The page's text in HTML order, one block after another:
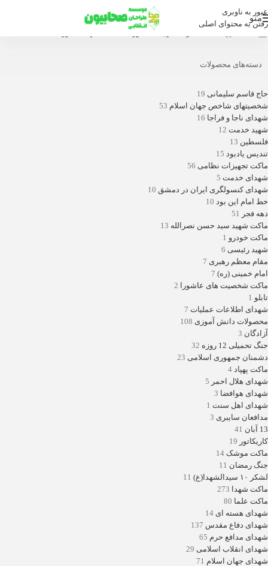
عبور به ناوبری
رفتن به محتوای اصلی
منو
محصولات برچسب خورده “ماکت شهید کشوری”
دسته‌های محصولات
حاج قاسم سلیمانی 19
شخصیتهای شاخص جهان اسلام 53
شهدای ناجا و فراجا 16
شهید خدمت 12
فلسطین 13
تندیس یادبود 15
ماکت تجهیزات نظامی 56
شهدای خدمت 5
شهدای کنسولگری ایران در دمشق 10
خط امام این بود 10
دهه فجر 51
ماکت شهید سید حسن نصرالله 13
ماکت خودرو 1
شهید رئیسی 6
مقام معظم رهبری 7
امام خمینی (ره) 7
ماکت شخصیت های عاشورا
2
تابلو 1
شهدای اطلاعات عملیات 7
محصولات دانش آموزی 108
آزادگان 3
جنگ تحمیلی 12 روزه
32
دشمنان جمهوری اسلامی 23
ماکت پهپاد 4
شهدای هلال احمر 5
شهدای هوافضا 3
شهدای اهل سنت 1
مدافعان سایبری 3
13 آبان
41
کاریکاتور 19
ماکت موشک 14
جنگ رمضان 11
لشکر ۱۰ سیدالشهدا(ع)
11
ماکت شهدا 273
ماکت علما 80
شهدای هسته ای 14
شهدای دفاع مقدس 137
شهدای مدافع حرم 65
شهدای انقلاب اسلامی 29
شهدای جهان اسلام 71